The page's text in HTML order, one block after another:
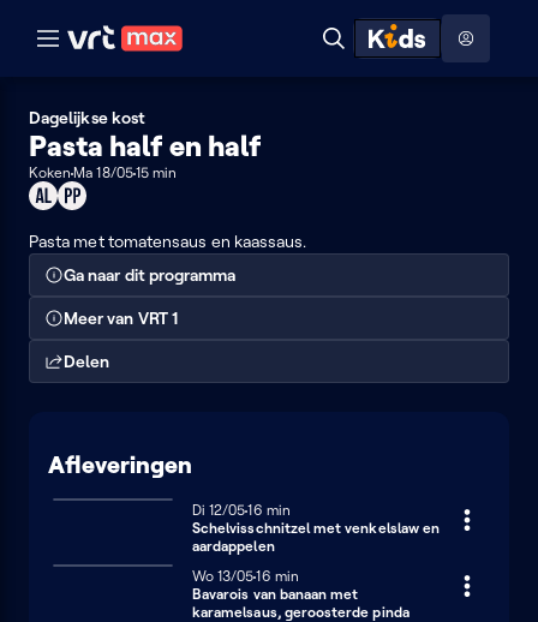
Naar hoofdinhoud Naar audiodescriptie Naar help
Zoeken
ontdekken
Dagelijkse kost
Pasta half en half
KokenMa 18/0515 min
Geschikt
alle
leeftijden
Product
Pasta met tomatensaus en kaassaus.
Ga naar dit programma
Meer van VRT 1
Delen
Afleveringen
Dinsdag 12 mei
Di 12/0516 minuten
16 min
Schelvisschnitzel met venkelslaw en
aardappelen
Woensdag 13 mei
Wo 13/0516 minuten
16 min
Bavarois van banaan met
karamelsaus, geroosterde pinda